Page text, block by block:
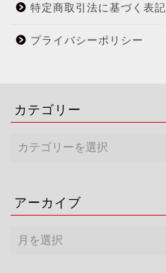
特定商取引法に基づく表記
プライバシーポリシー
カテゴリー
アーカイブ
ー